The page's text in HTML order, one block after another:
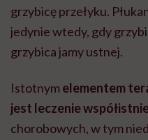
grzybicę przełyku.
jedynie wtedy, gdy
grzybica jamy ustnej.
Istotnymelementem
jest leczenie
chorobowych, w tym